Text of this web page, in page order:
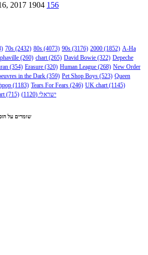
2017 1904 156
70s (2432) 80s (4073) 90s (3176) 2000 (1852) A-Ha
(260) chart(265) David Bowie (322) Depeche
(354) Erasure (320) Human League (268) New Order
in the Dark (359) Pet Shop Boys (523) Queen
(1183) Tears For Fears (246) UK chart(1145)
(715) ישראלי (1120)
שומרים על